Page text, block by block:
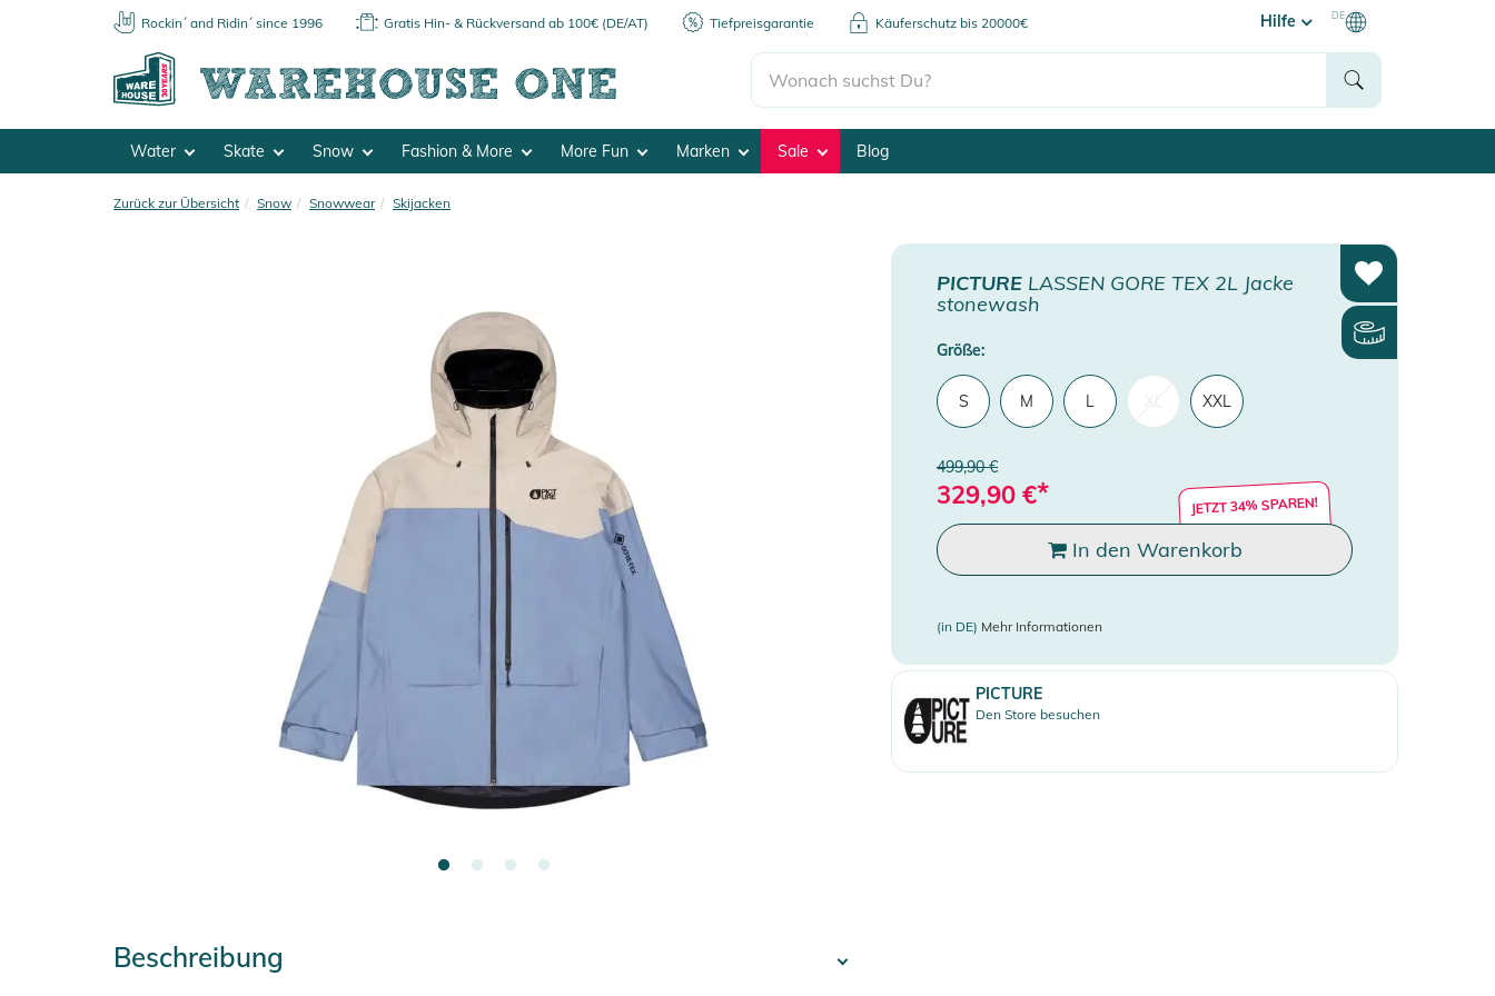
Rockin´ and Ridin´ since 1996 Gratis Hin- & Rückversand ab 100€ (DE/AT) Tiefpreisgarantie Käuferschutz bis 20000€ Hilfe DE
Water Skate Snow Fashion & More More Fun Marken Sale Blog
Zurück zur Übersicht Snow Snowwear Skijacken
PICTURE LASSEN GORE TEX 2L Jacke
stonewash
Größe:
S M L XXL
499,90 €
329,90 €* JETZT 34% SPAREN!
In den Warenkorb
(in DE) Mehr Informationen
PICTURE
Den Store besuchen
Beschreibung